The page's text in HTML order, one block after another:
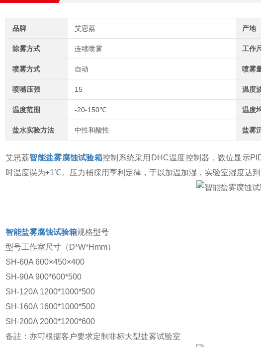
品牌 艾思荔 产地
除雾方式 连续喷雾 工作
喷雾方式 自动 喷雾
喷嘴压强 15 温度
温度范围 -20-150℃ 温度
盐水实验方法 中性和酸性 盐雾
艾思荔智能盐雾腐蚀试验箱控制系统采用DHC温度控制器，数位显示
时温度误为±1℃。压力桶採用亨利定律，于以加温加湿，实验室湿度达
智能盐雾腐蚀试验箱规格型号
型号工作室尺寸（D*W*Hmm）
SH-60A 600×450×400
SH-90A 900*600*500
SH-120A 1200*1000*500
SH-160A 1600*1000*500
SH-200A 2000*1200*600
备註：亦可根据客户要求定制非标大型盐雾试验室